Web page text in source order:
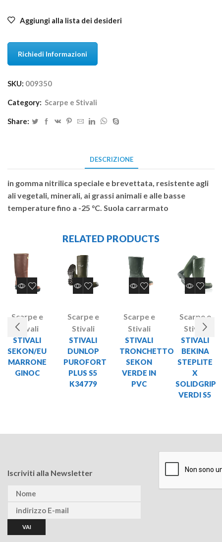
Aggiungi alla lista dei desideri
Richiedi Informazioni
SKU: 009350
Category: Scarpe e Stivali
Share:
DESCRIZIONE
in gomma nitrilica speciale e brevettata, resistente agli
ali vegetali, minerali, ai grassi animali e alle basse
temperature fino a -25 °C. Suola carrarmato
RELATED PRODUCTS
Scarpe e
Stivali
STIVALI
SEKON/EU
MARRONE
GINOC
Scarpe e
Stivali
STIVALI
DUNLOP
PUROFORT
PLUS S5
K34779
Scarpe e
Stivali
STIVALI
TRONCHETTO
SEKON
VERDE IN
PVC
Scarpe e
Stivali
STIVALI
BEKINA
STEPLITE
X
SOLIDGRIP
VERDI S5
Iscriviti alla Newsletter